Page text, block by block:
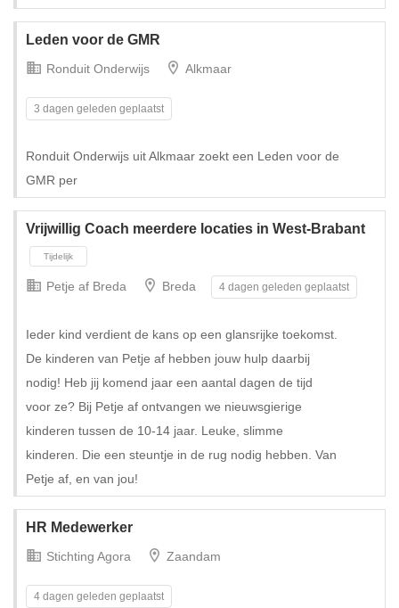
Leden voor de GMR
Ronduit Onderwijs Alkmaar
3 dagen geleden geplaatst
Ronduit Onderwijs uit Alkmaar zoekt een Leden voor de
GMR per
Vrijwillig Coach meerdere locaties in West-Brabant
Tijdelijk
Petje af Breda Breda 4 dagen geleden geplaatst
Ieder kind verdient de kans op een glansrijke toekomst.
De kinderen van Petje af hebben jouw hulp daarbij
nodig! Heb jij komend jaar een aantal dagen de tijd
voor ze? Bij Petje af ontvangen we nieuwsgierige
kinderen tussen de 10-14 jaar. Leuke, slimme
kinderen. Die een steuntje in de rug nodig hebben. Van
Petje af, en van jou!
HR Medewerker
Stichting Agora Zaandam
4 dagen geleden geplaatst